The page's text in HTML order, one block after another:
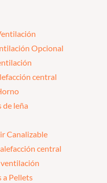
Opcional
central
de leña
Canalizable
central
a Pellets